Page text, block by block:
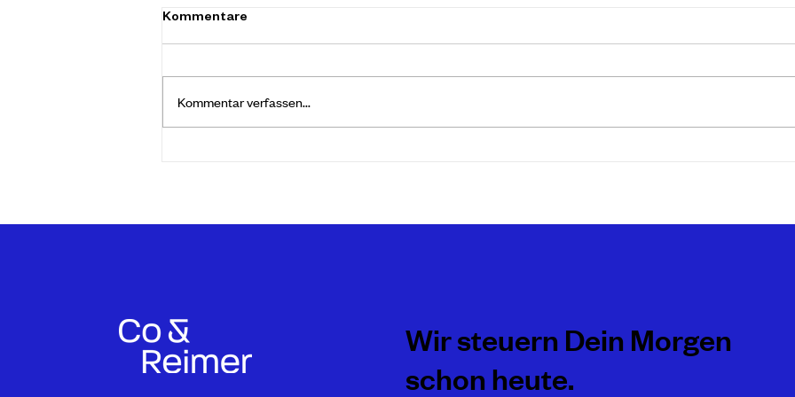
Zeitmanagement
Die Kunst des Zeitmanagements
Optimum an Arbeitsergebnissen zu
gewinnen....
Nachfolgeplanung
gemeinschaftliches
Kommentare
Kommentar verfassen...
Wir steuern Dein Morgen
schon heute.